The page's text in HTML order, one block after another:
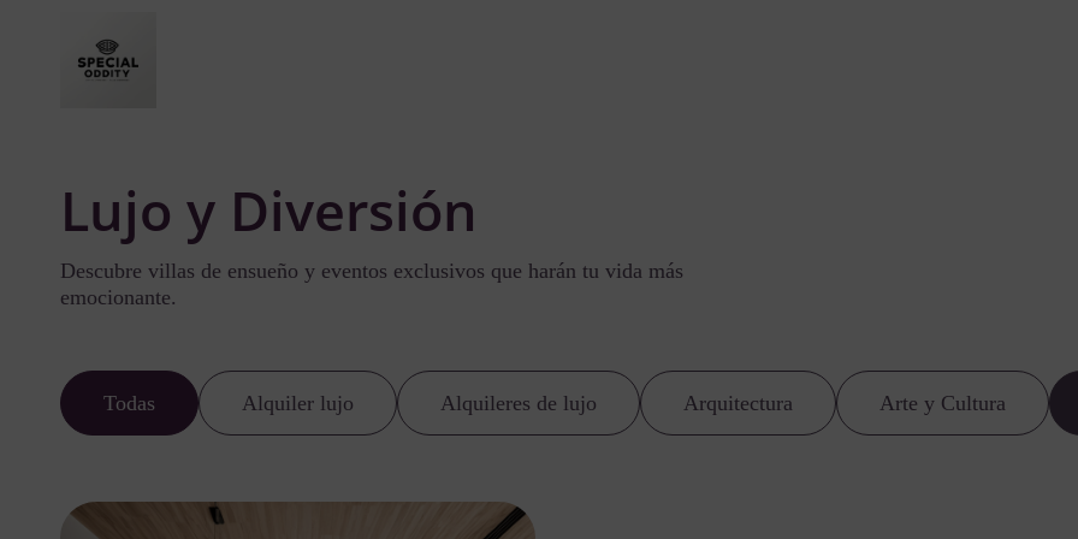
Lujo y Diversión
Descubre villas de ensueño y eventos exclusivos que harán tu vida más
emocionante.
Todas Alquiler lujo Alquileres de lujo Arquitectura Arte y Cultura